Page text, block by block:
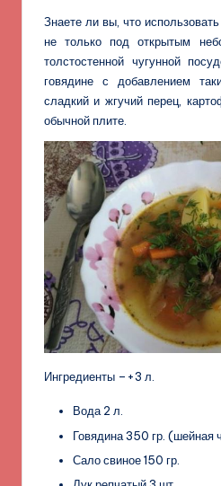
Знаете ли вы, что
не только под открытым
толстостенной чугунной
говядине с добавлением
сладкий и жгучий перец,
обычной плите.
Ингредиенты –+3 л.
Вода 2 л.
Говядина 350 гр. (шейная
Сало свиное 150 гр.